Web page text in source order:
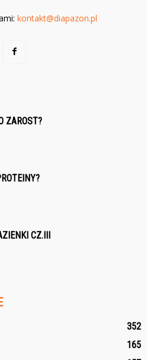
kontakt@diapazon.pl
ZAROST?
CZ.III
352
165